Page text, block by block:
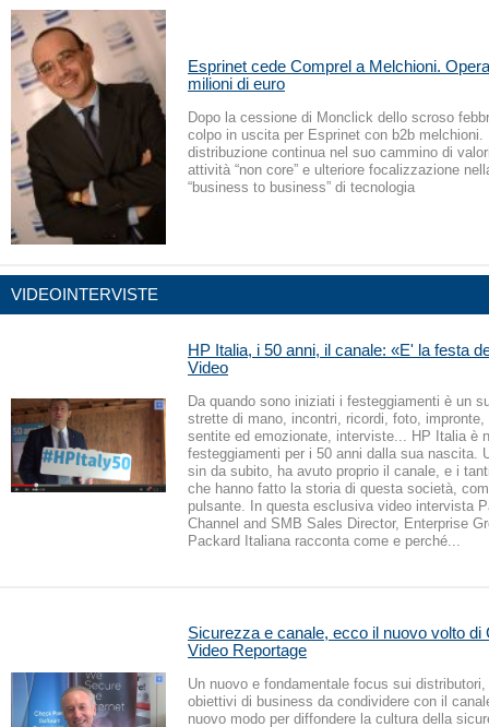
Esprinet cede Comprel a Melchioni.
milioni di euro
Dopo la cessione di Monclick dello scroso
colpo in uscita per Esprinet con b2b
distribuzione continua nel suo cammino di
attività “non core” e ulteriore focalizzazione
“business to business” di tecnologia
VIDEOINTERVISTE
HP Italia, i 50 anni, il canale: «E' la festa
Video
Da quando sono iniziati i festeggiamenti è un
strette di mano, incontri, ricordi, foto,
sentite ed emozionate, interviste... HP Italia è
festeggiamenti per i 50 anni dalla sua nascita.
sin da subito, ha avuto proprio il canale, e i
che hanno fatto la storia di questa società,
pulsante. In questa esclusiva video intervista
Channel and SMB Sales Director, Enterprise
Packard Italiana racconta come e perché...
Sicurezza e canale, ecco il nuovo volto di
Video Reportage
Un nuovo e fondamentale focus sui
obiettivi di business da condividere con il
nuovo modo per diffondere la cultura della